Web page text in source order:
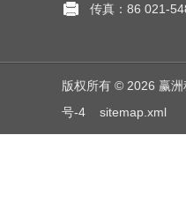
传真：86 021-
版权所有 © 2026 赢
号-4
sitemap.xml